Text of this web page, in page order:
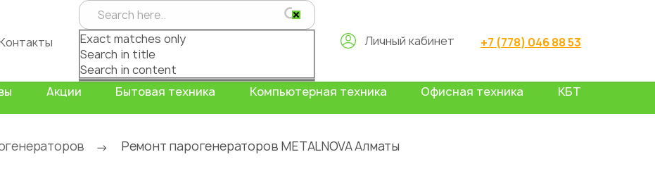
Exact matches only
Search in title
Search in content
Личный кабинет +7 (778) 046 88 53
Акции Бытовая техника Компьютерная техника Офисная техника КБТ
→ Ремонт парогенераторов METALNOVA Алматы